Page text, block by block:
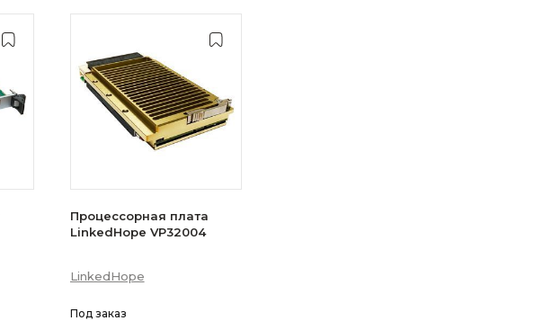
Процессорная плата
LinkedHope VP32004
LinkedHope
Под заказ